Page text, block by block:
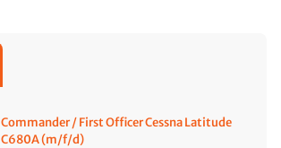
Commander / First Officer Cessna Latitude
C680A (m/f/d)